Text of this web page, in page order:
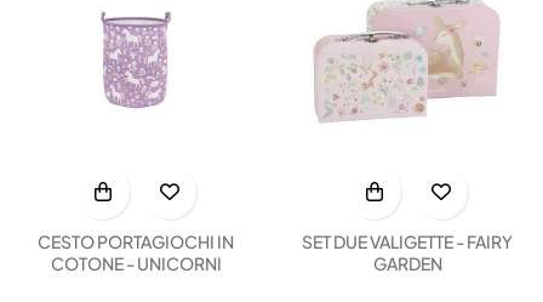
CESTO PORTAGIOCHI IN
COTONE - UNICORNI
SET DUE VALIGETTE - FAIRY
GARDEN